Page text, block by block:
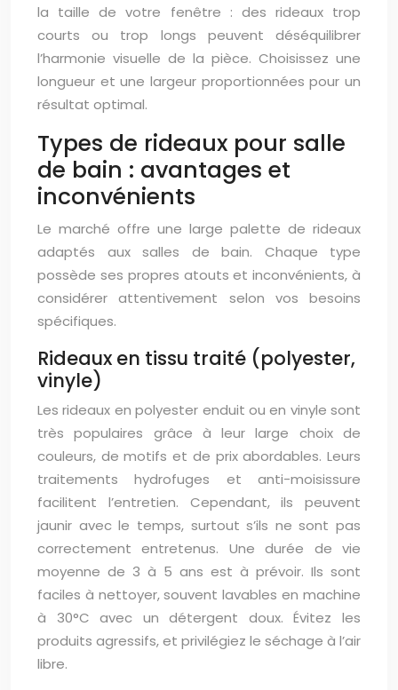
la taille de votre fenêtre : des rideaux trop
courts ou trop longs peuvent déséquilibrer
l’harmonie visuelle de la pièce. Choisissez une
longueur et une largeur proportionnées pour un
résultat optimal.
Types de rideaux pour salle
de bain : avantages et
inconvénients
Le marché offre une large palette de rideaux
adaptés aux salles de bain. Chaque type
possède ses propres atouts et inconvénients, à
considérer attentivement selon vos besoins
spécifiques.
Rideaux en tissu traité (polyester,
vinyle)
Les rideaux en polyester enduit ou en vinyle sont
très populaires grâce à leur large choix de
couleurs, de motifs et de prix abordables. Leurs
traitements hydrofuges et anti-moisissure
facilitent l’entretien. Cependant, ils peuvent
jaunir avec le temps, surtout s’ils ne sont pas
correctement entretenus. Une durée de vie
moyenne de 3 à 5 ans est à prévoir. Ils sont
faciles à nettoyer, souvent lavables en machine
à 30°C avec un détergent doux. Évitez les
produits agressifs, et privilégiez le séchage à l’air
libre.